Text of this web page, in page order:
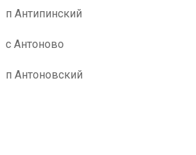
п Антипинский
с Антоново
п Антоновский